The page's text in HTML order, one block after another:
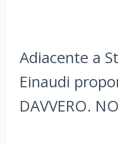
Adiacente a
Einaudi
DAVVERO.